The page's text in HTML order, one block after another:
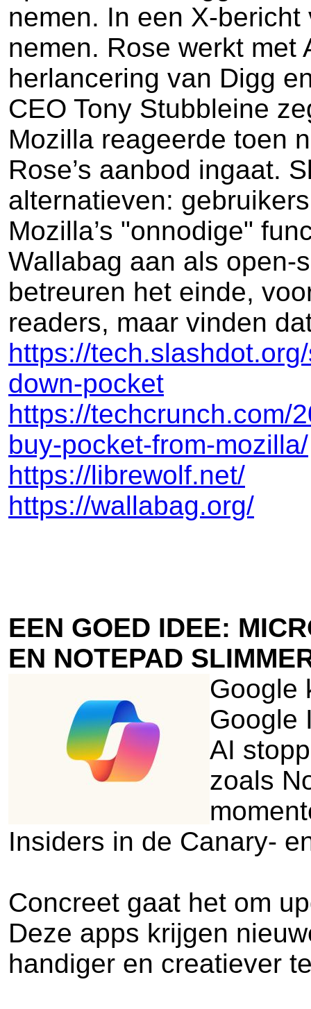
nemen. In een X-
nemen. Rose werkt met
herlancering van Digg
CEO Tony Stubbleine
Mozilla reageerde toen
Rose’s aanbod ingaat.
alternatieven:
Mozilla’s "onnodige"
Wallabag aan als open-
betreuren het einde,
readers, maar vinden
https://
down-pocket
https://techcrunch.com/
buy-pocket-from-mozilla/
https://librewolf.net/
https://wallabag.org/
EEN GOED IDEE:
EN NOTEPAD
Google
Google
AI
zoals
Insiders in de Canary-
Concreet gaat het om
Deze apps krijgen
handiger en creatiever